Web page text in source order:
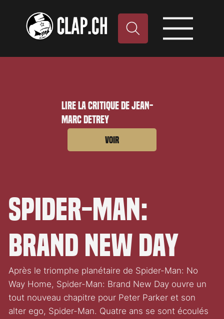
Lire la critique de Jean-
Marc Detrey
Voir
Spider-Man:
Brand New Day
Après le triomphe planétaire de Spider-Man: No
Way Home, Spider-Man: Brand New Day ouvre un
tout nouveau chapitre pour Peter Parker et son
alter ego, Spider-Man. Quatre ans se sont écoulés